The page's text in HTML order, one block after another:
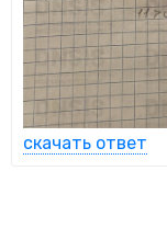
скачать ответ